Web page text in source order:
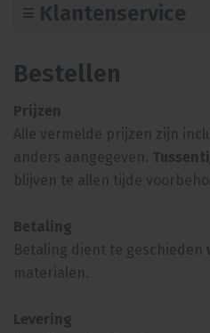
Klantenservice
Bestellen
Prijzen
Alle vermelde prijzen zijn
anders aangegeven.
blijven te allen tijde
Betaling
Betaling dient te geschieden
materialen.
Levering